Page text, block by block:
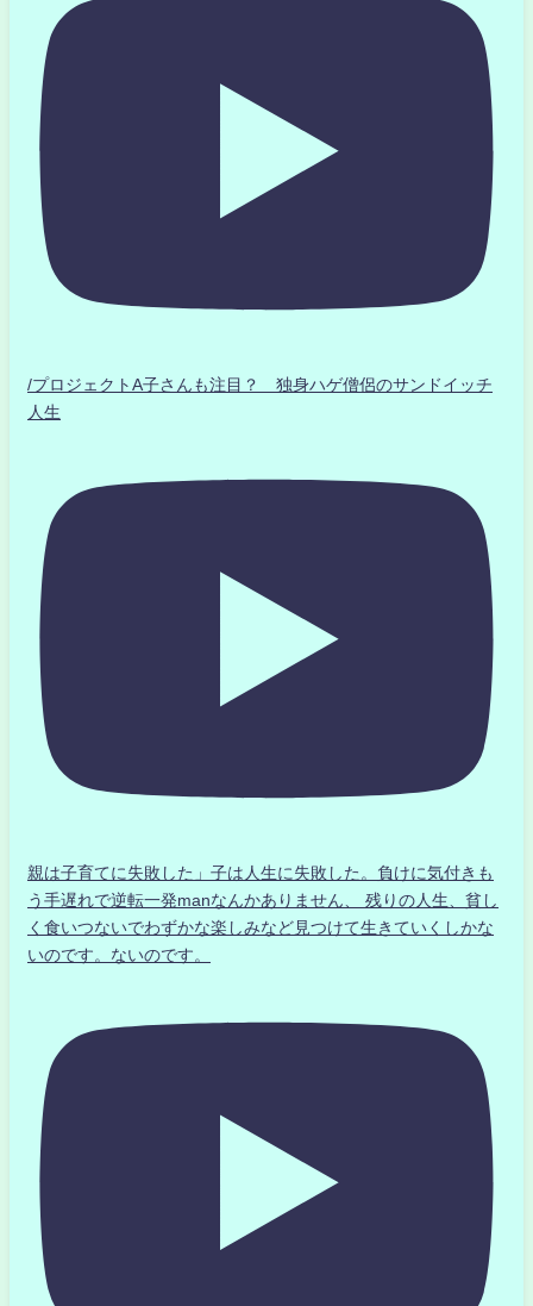
/プロジェクトA子さんも注目？ 独身ハゲ僧侶のサンドイッチ
人生
親は子育てに失敗した」子は人生に失敗した。負けに気付きも
う手遅れで逆転一発manなんかありません、 残りの人生、貧し
く食いつないでわずかな楽しみなど見つけて生きていくしかな
いのです。ないのです。